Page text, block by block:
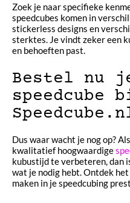
Zoek je naar specifieke
speedcubes komen in
stickerless designs en
sterktes. Je vindt zeker een
en behoeften past.
Bestel nu je
speedcube
Dus waar wacht je nog op?
kwalitatief hoogwaardige
kubustijd te verbeteren, dan
wat je nodig hebt. Ontdek
maken in je speedcubing